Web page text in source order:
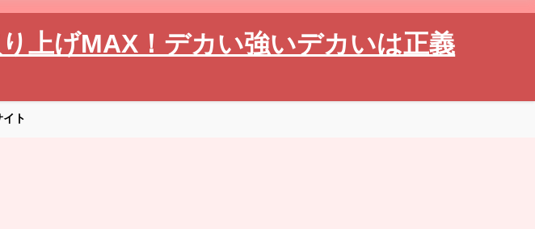
上げMAX！デカい強いデカいは正義
ト